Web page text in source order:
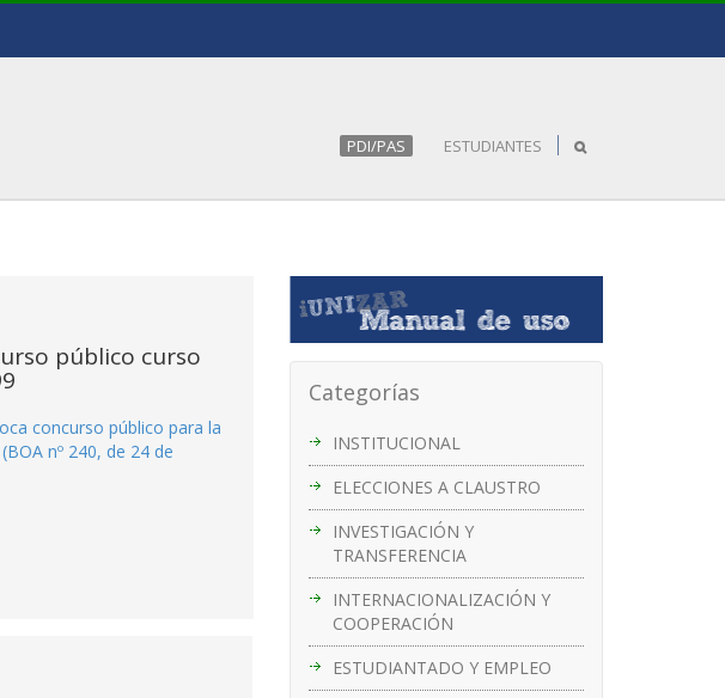
PDI/PAS ESTUDIANTES
Categorías
INSTITUCIONAL
ELECCIONES A CLAUSTRO
INVESTIGACIÓN Y
TRANSFERENCIA
INTERNACIONALIZACIÓN Y
COOPERACIÓN
ESTUDIANTADO Y EMPLEO
público curso
concurso público para la
nº 240, de 24 de